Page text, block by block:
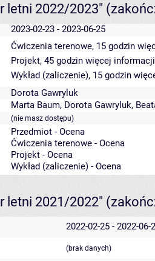
letni 2022/2023"
2023-02-23 - 2023-06-25
Ćwiczenia terenowe, 15 godzin
Projekt, 45 godzin więcej informacji
Wykład (zaliczenie), 15 godzin
Dorota Gawryluk
Marta Baum, Dorota Gawryluk,
(nie masz dostępu)
Przedmiot - Ocena
Ćwiczenia terenowe - Ocena
Projekt - Ocena
Wykład (zaliczenie) - Ocena
letni 2021/2022"
2022-02-25 - 2022-06-
(brak danych)